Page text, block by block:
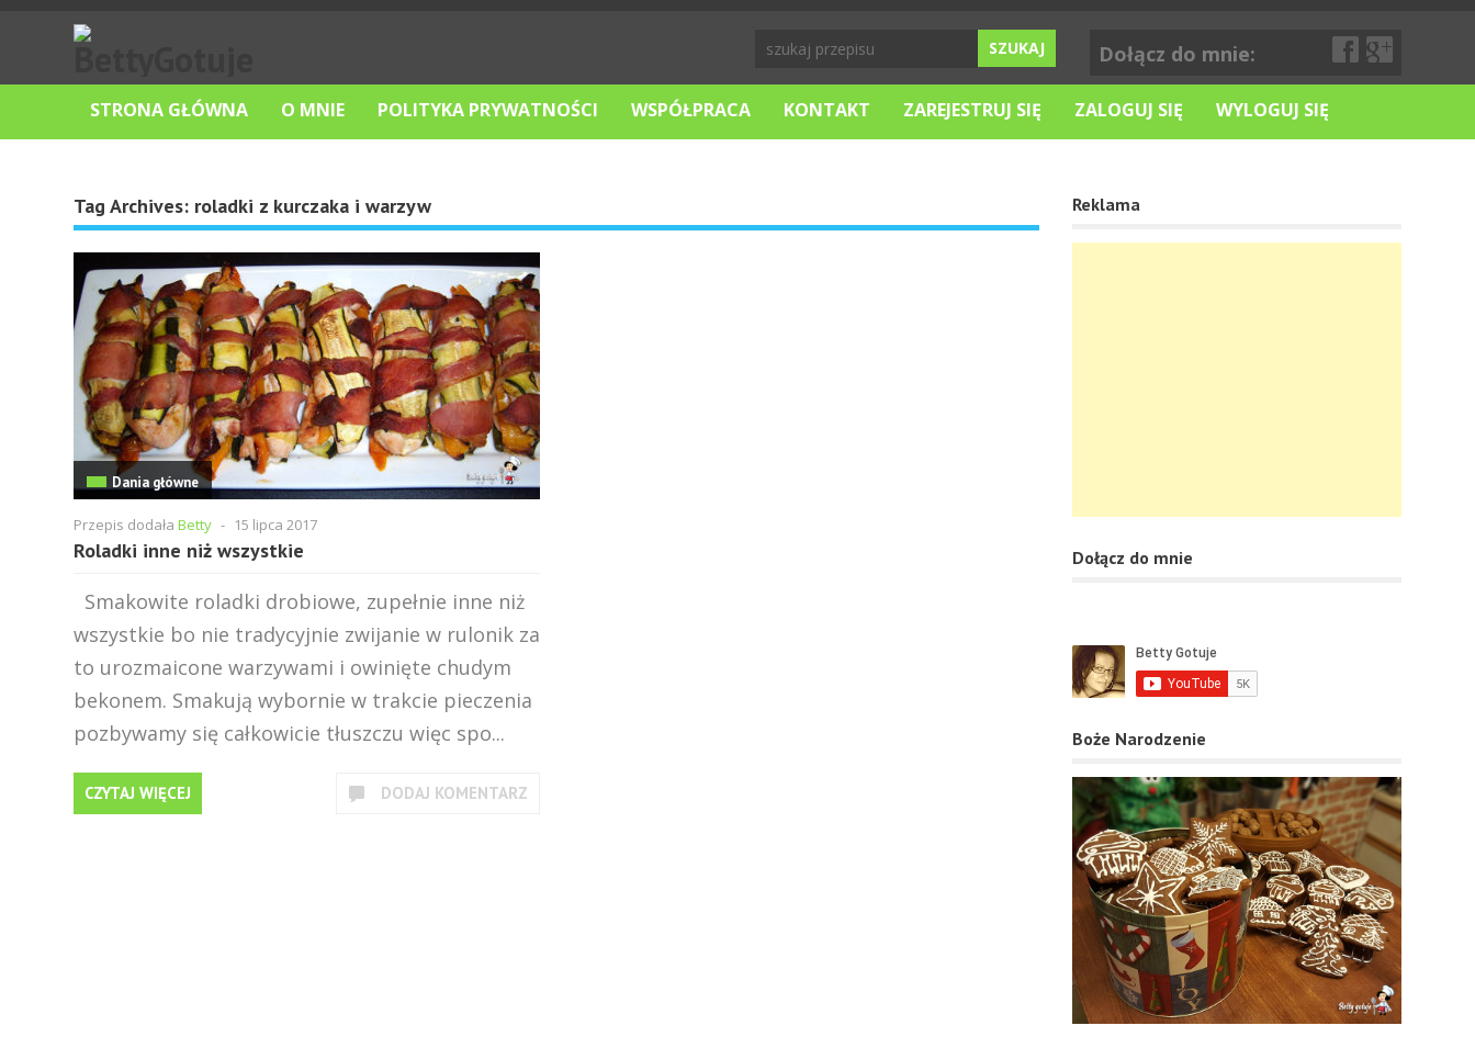
Dołącz do mnie:
STRONA GŁÓWNA O MNIE POLITYKA PRYWATNOŚCI WSPÓŁPRACA KONTAKT ZAREJESTRUJ SIĘ ZALOGUJ SIĘ WYLOGUJ SIĘ
Tag Archives: roladki z kurczaka i warzyw
Dania główne
Przepis dodała Betty - 15 lipca 2017
Roladki inne niż wszystkie
Smakowite roladki drobiowe, zupełnie inne niż
wszystkie bo nie tradycyjnie zwijanie w rulonik za
to urozmaicone warzywami i owinięte chudym
bekonem. Smakują wybornie w trakcie pieczenia
pozbywamy się całkowicie tłuszczu więc spo...
CZYTAJ WIĘCEJ DODAJ KOMENTARZ
Reklama
Dołącz do mnie
Boże Narodzenie